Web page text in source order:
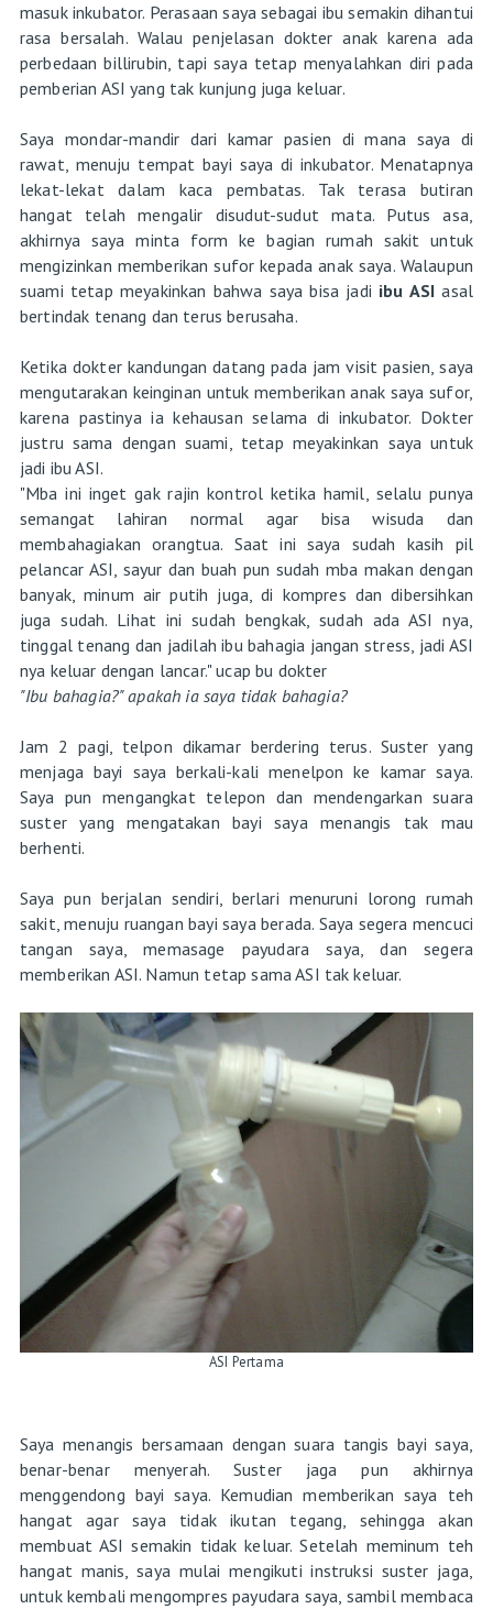
masuk inkubator. Perasaan saya sebagai ibu semakin dihantui
rasa bersalah. Walau penjelasan dokter anak karena ada
perbedaan billirubin, tapi saya tetap menyalahkan diri pada
pemberian ASI yang tak kunjung juga keluar.
Saya mondar-mandir dari kamar pasien di mana saya di
rawat, menuju tempat bayi saya di inkubator. Menatapnya
lekat-lekat dalam kaca pembatas. Tak terasa butiran
hangat telah mengalir disudut-sudut mata. Putus asa,
akhirnya saya minta form ke bagian rumah sakit untuk
mengizinkan memberikan sufor kepada anak saya. Walaupun
suami tetap meyakinkan bahwa saya bisa jadi ibu ASI asal
bertindak tenang dan terus berusaha.
Ketika dokter kandungan datang pada jam visit pasien, saya
mengutarakan keinginan untuk memberikan anak saya sufor,
karena pastinya ia kehausan selama di inkubator. Dokter
justru sama dengan suami, tetap meyakinkan saya untuk
jadi ibu ASI.
"Mba ini inget gak rajin kontrol ketika hamil, selalu punya
semangat lahiran normal agar bisa wisuda dan
membahagiakan orangtua. Saat ini saya sudah kasih pil
pelancar ASI, sayur dan buah pun sudah mba makan dengan
banyak, minum air putih juga, di kompres dan dibersihkan
juga sudah. Lihat ini sudah bengkak, sudah ada ASI nya,
tinggal tenang dan jadilah ibu bahagia jangan stress, jadi ASI
nya keluar dengan lancar." ucap bu dokter
"Ibu bahagia?" apakah ia saya tidak bahagia?
Jam 2 pagi, telpon dikamar berdering terus. Suster yang
menjaga bayi saya berkali-kali menelpon ke kamar saya.
Saya pun mengangkat telepon dan mendengarkan suara
suster yang mengatakan bayi saya menangis tak mau
berhenti.
Saya pun berjalan sendiri, berlari menuruni lorong rumah
sakit, menuju ruangan bayi saya berada. Saya segera mencuci
tangan saya, memasage payudara saya, dan segera
memberikan ASI. Namun tetap sama ASI tak keluar.
ASI Pertama
Saya menangis bersamaan dengan suara tangis bayi saya,
benar-benar menyerah. Suster jaga pun akhirnya
menggendong bayi saya. Kemudian memberikan saya teh
hangat agar saya tidak ikutan tegang, sehingga akan
membuat ASI semakin tidak keluar. Setelah meminum teh
hangat manis, saya mulai mengikuti instruksi suster jaga,
untuk kembali mengompres payudara saya, sambil membaca